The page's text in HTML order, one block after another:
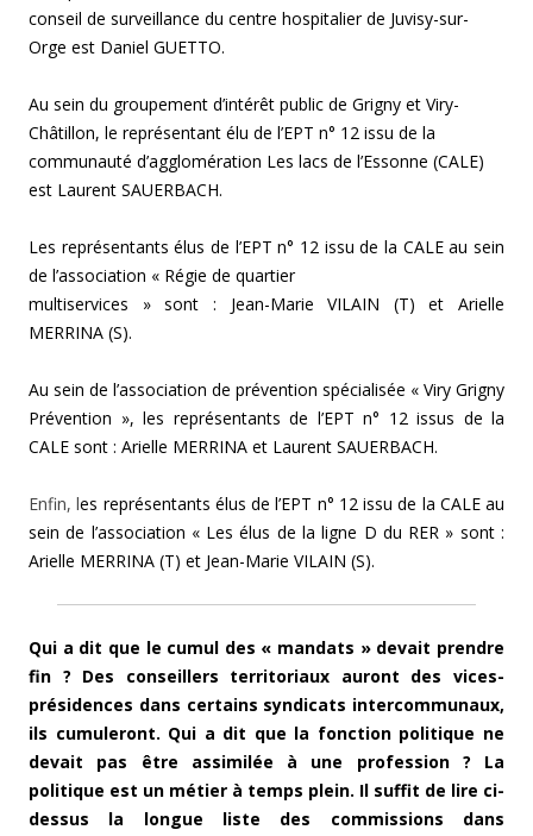
conseil de surveillance du centre hospitalier de Juvisy-sur-
Orge est Daniel GUETTO.
Au sein du groupement d’intérêt public de Grigny et Viry-
Châtillon, le représentant élu de l’EPT n° 12 issu de la
communauté d’agglomération Les lacs de l’Essonne (CALE)
est Laurent SAUERBACH.
Les représentants élus de l’EPT n° 12 issu de la CALEau sein
de l’association « Régie de quartier
multiservices » sont : Jean-Marie VILAIN (T) et Arielle
MERRINA (S).
Au sein de l’association de prévention spécialisée « Viry Grigny
Prévention », les représentants de l’EPT n° 12 issus de la
CALE sont : Arielle MERRINA et Laurent SAUERBACH.
Enfin, les représentants élus de l’EPT n° 12 issu de la CALE au
seinde l’association « Les élus de la ligne D du RER » sont :
Arielle MERRINA (T) et Jean-Marie VILAIN (S).
Qui a dit que le cumul des « mandats » devait prendre
fin ? Des conseillers territoriaux auront des vices-
présidences dans certains syndicats intercommunaux,
ils cumuleront. Qui a dit que la fonction politique ne
devait pas être assimilée à une profession ? La
politique est un métier à temps plein. Il suffit de lire ci-
dessus la longue liste des commissions dans